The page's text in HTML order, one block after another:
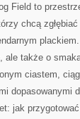
Field to
chcą
ale także o
ciastem,
dopasowanymi
jak